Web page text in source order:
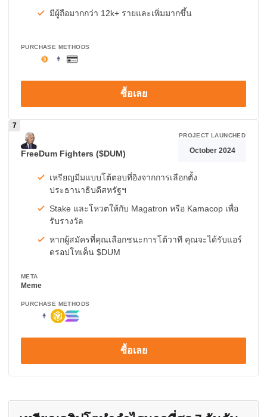
มีผู้ถือมากกว่า 12k+ รายและเพิ่มมากขึ้น
PURCHASE METHODS
ซื้อเลย
FreeDum Fighters ($DUM)
เหรียญมีมแบบโต้ตอบที่อิงจากการเลือกตั้ง
ประธานาธิบดีสหรัฐฯ
Stake และโหวตให้กับ Magatron หรือ Kamacop เพื่อ
รับรางวัล
หากผู้สมัครที่คุณเลือกชนะการโต้วาที คุณจะได้รับแอร์
ดรอปโทเค็น $DUM
PROJECT LAUNCHED
October 2024
META
Meme
PURCHASE METHODS
ซื้อเลย